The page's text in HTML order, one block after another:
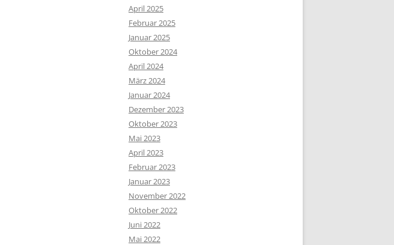
April 2025
Februar 2025
Januar 2025
Oktober 2024
April 2024
März 2024
Januar 2024
Dezember 2023
Oktober 2023
Mai 2023
April 2023
Februar 2023
Januar 2023
November 2022
Oktober 2022
Juni 2022
Mai 2022